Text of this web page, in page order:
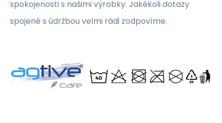
spokojenosti s našimi výrobky. Jakékoli dotazy
spojené s údržbou velmi rádi zodpovíme.